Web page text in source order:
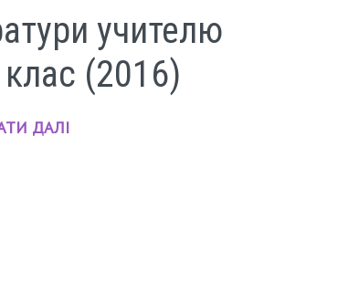
учителю
клас (2016)
ДАЛІ